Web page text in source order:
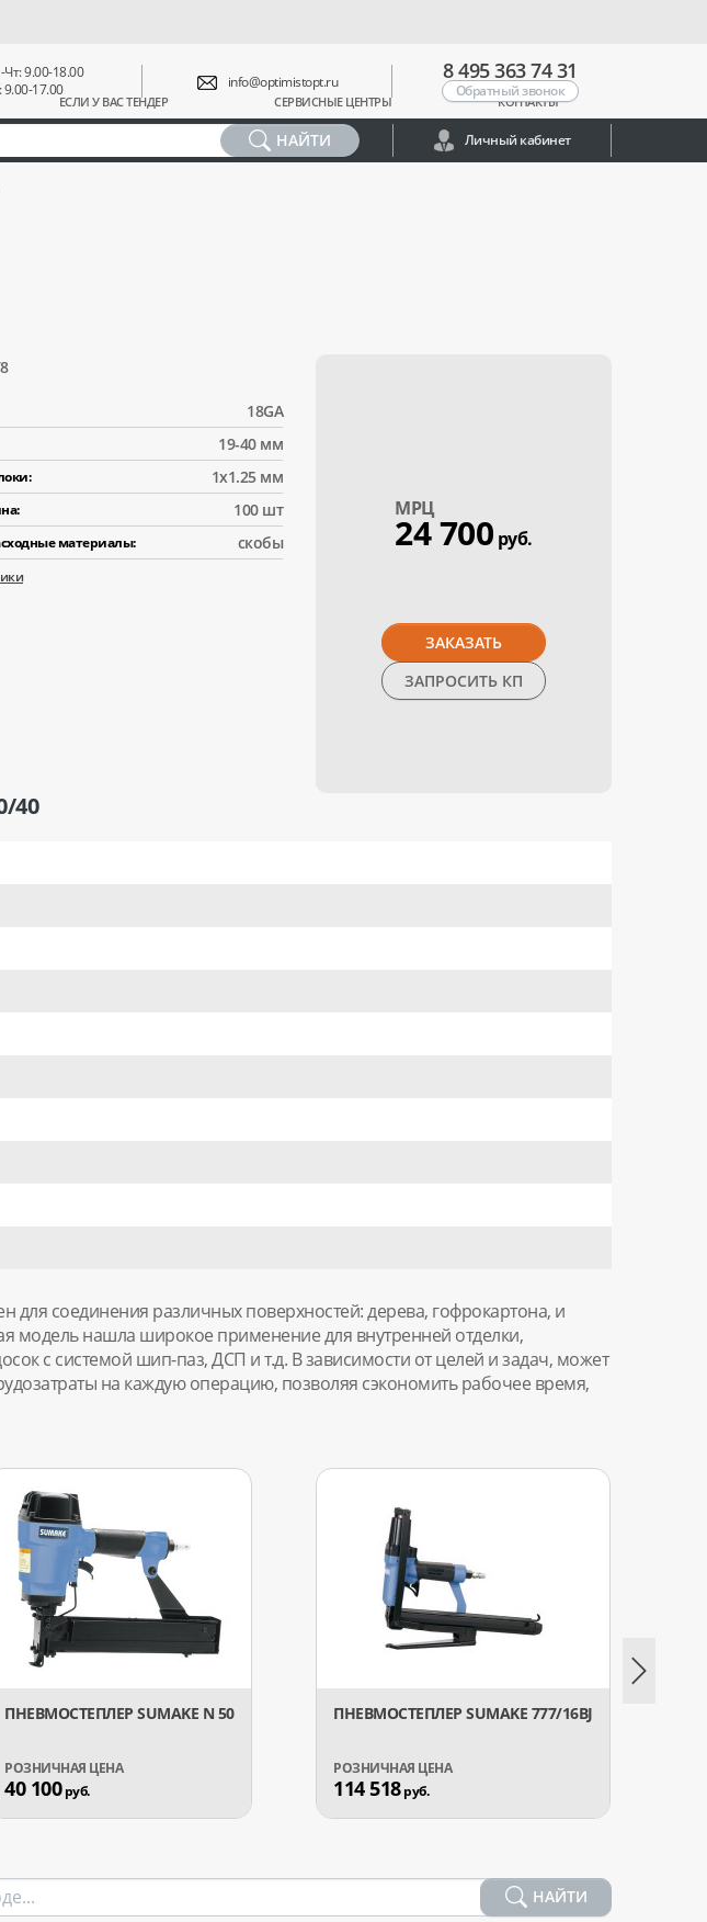
ЕСЛИ У ВАС ТЕНДЕР СЕРВИСНЫЕ ЦЕНТРЫ КОНТАКТЫ
9.00-18.00
9.00-17.00
info@optimistopt.ru 8 495 363 74 31
Обратный звонок
НАЙТИ Личный кабинет
18GA
19-40 мм
1x1.25 мм
100 шт
материалы: скобы
МPЦ
24 700 руб.
ЗАКАЗАТЬ
ЗАПРОСИТЬ КП
40
соединения различных поверхностей: дерева, гофрокартона, и
модель нашла широкое применение для внутренней отделки,
с системой шип-паз, ДСП и т.д. В зависимости от целей и задач, может
на каждую операцию, позволяя сэкономить рабочее время,
ПНЕВМОСТЕПЛЕР SUMAKE N 50
40 100руб.
ПНЕВМОСТЕПЛЕР SUMAKE 777/16BJ
114 518руб.
НАЙТИ